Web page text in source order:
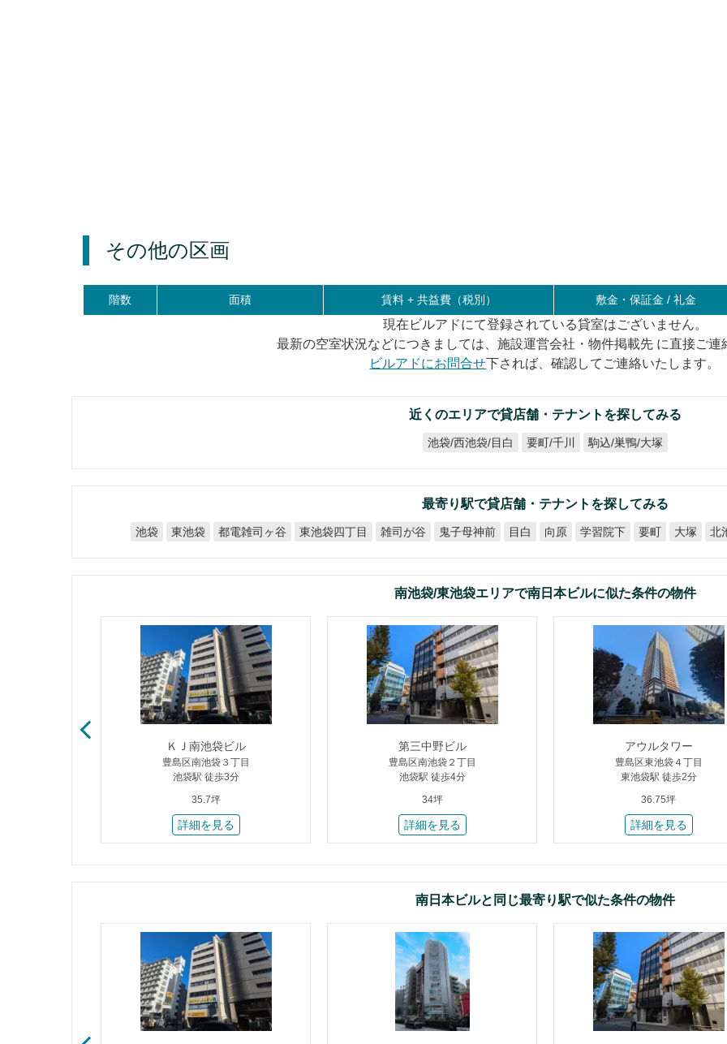
その他の区画
階数 面積 賃料 +共益費（税別） 敷金・保証金 / 礼金
現在ビルアドにて登録されている貸室はございません。
最新の空室状況などにつきましては、施設運営会社・物件掲載先 に直接ご連
ビルアドにお問合せ下されば、確認してご連絡いたします。
近くのエリアで貸店舗・テナントを探してみる
池袋/西池袋/目白 要町/千川 駒込/巣鴨/大塚
最寄り駅で貸店舗・テナントを探してみる
池袋 東池袋 都電雑司ヶ谷 東池袋四丁目 雑司が谷 鬼子母神前 目白 向原 学習院下 要町 大塚 北
南池袋/東池袋エリアで南日本ビルに似た条件の物件
ＫＪ南池袋ビル
豊島区南池袋３丁目
池袋駅 徒歩3分
35.7坪
詳細を見る
第三中野ビル
豊島区南池袋２丁目
池袋駅 徒歩4分
34坪
詳細を見る
アウルタワー
豊島区東池袋４丁目
東池袋駅 徒歩2分
36.75坪
詳細を見る
南日本ビルと同じ最寄り駅で似た条件の物件